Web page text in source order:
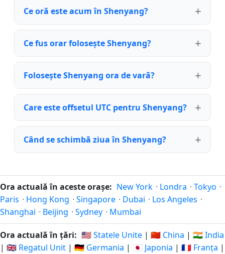
Ce oră este acum în Shenyang?
Ce fus orar folosește Shenyang?
Folosește Shenyang ora de vară?
Care este offsetul UTC pentru Shenyang?
Când se schimbă ziua în Shenyang?
Ora actuală în aceste orașe: New York · Londra · Tokyo ·
Paris · Hong Kong · Singapore · Dubai · Los Angeles ·
Shanghai · Beijing · Sydney · Mumbai
Ora actuală în țări: 🇺🇸 Statele Unite | 🇨🇳 China | 🇮🇳 India
| 🇬🇧 Regatul Unit | 🇩🇪 Germania | 🇯🇵 Japonia | 🇫🇷 Franța |